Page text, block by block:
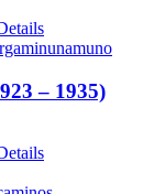
– 1935)